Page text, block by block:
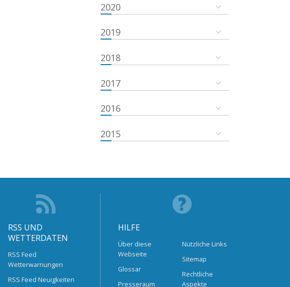
2020
2019
2018
2017
2016
2015
RSS UND
WETTERDATEN
RSS Feed
Wetterwarnungen
RSS Feed Neuigkeiten
HILFE
Über diese
Webseite
Glossar
Presseraum
Nützliche Links
Sitemap
Rechtliche
Aspekte